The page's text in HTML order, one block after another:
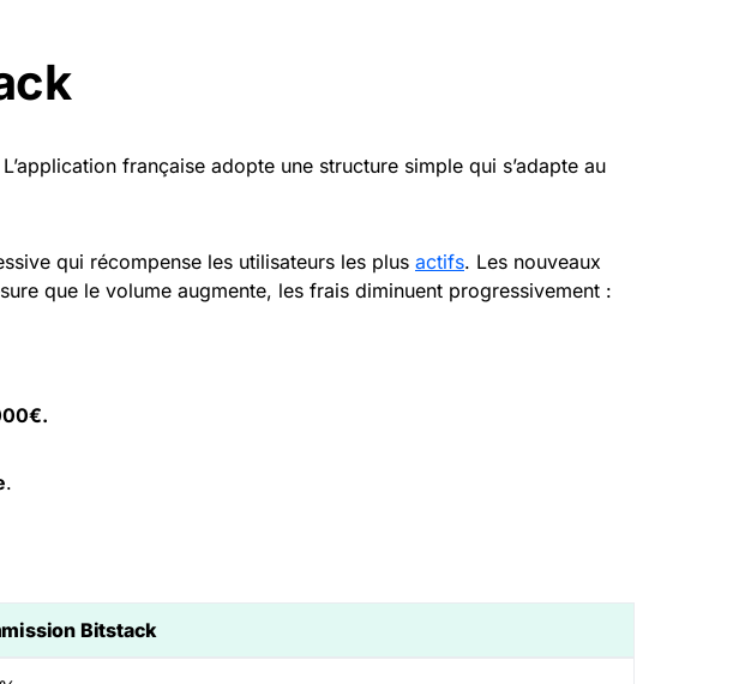
française adopte une structure simple qui s’adapte au
qui récompense les utilisateurs les plus actifs. Les nouveaux
que le volume augmente, les frais diminuent progressivement :
.
Bitstack